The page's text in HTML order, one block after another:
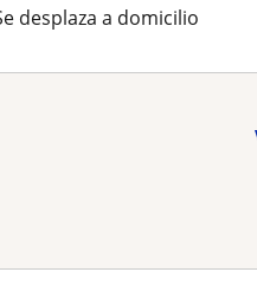
desplaza a domicilio